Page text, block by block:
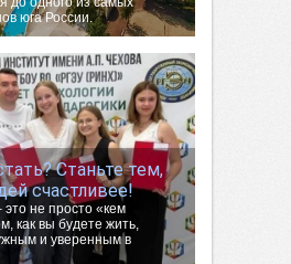
юга России.
Станьте тем,
счастливее!
не просто «кем
как вы будете жить,
и уверенным в